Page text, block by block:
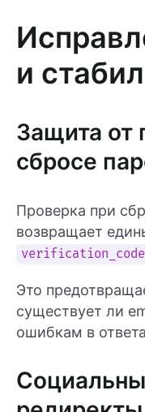
и
Защита от
сбросе
Проверка при
возвращает
Это
существует ли
ошибкам в